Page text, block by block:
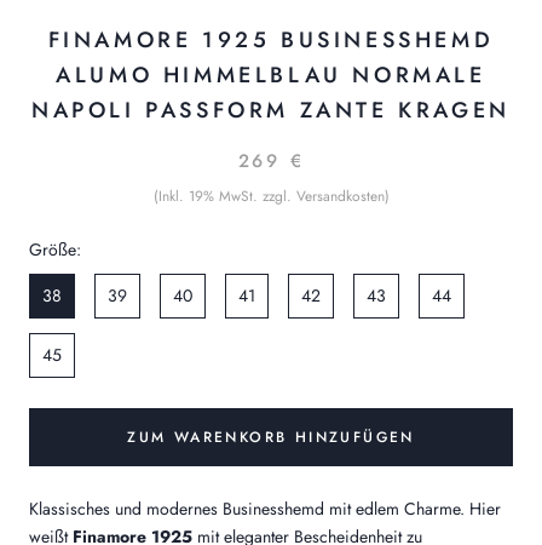
FINAMORE 1925 BUSINESSHEMD
ALUMO HIMMELBLAU NORMALE
NAPOLI PASSFORM ZANTE KRAGEN
269 €
(Inkl. 19% MwSt. zzgl. Versandkosten)
Größe:
38
39 40 41 42 43 44
45
ZUM WARENKORB HINZUFÜGEN
Klassisches und modernes Businesshemd mit edlem Charme. Hier
weißt Finamore 1925 mit eleganter Bescheidenheit zu